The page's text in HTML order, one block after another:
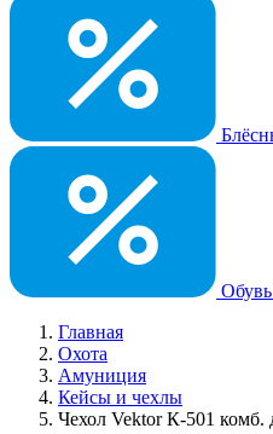
Главная
Охота
Амуниция
Кейсы и чехлы
Чехол Vektor К-501 комб.